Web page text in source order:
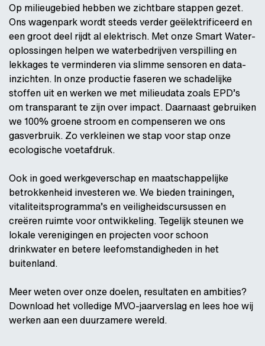
Op milieugebied hebben we zichtbare stappen gezet.
Ons wagenpark wordt steeds verder geëlektrificeerd en
een groot deel rijdt al elektrisch. Met onze Smart Water-
oplossingen helpen we waterbedrijven verspilling en
lekkages te verminderen via slimme sensoren en data-
inzichten. In onze productie faseren we schadelijke
stoffen uit en werken we met milieudata zoals EPD’s
om transparant te zijn over impact. Daarnaast gebruiken
we 100% groene stroom en compenseren we ons
gasverbruik. Zo verkleinen we stap voor stap onze
ecologische voetafdruk.
Ook in goed werkgeverschap en maatschappelijke
betrokkenheid investeren we. We bieden trainingen,
vitaliteitsprogramma’s en veiligheidscursussen en
creëren ruimte voor ontwikkeling. Tegelijk steunen we
lokale verenigingen en projecten voor schoon
drinkwater en betere leefomstandigheden in het
buitenland.
Meer weten over onze doelen, resultaten en ambities?
Download het volledige MVO-jaarverslag en lees hoe wij
werken aan een duurzamere wereld.